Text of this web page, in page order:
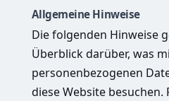
Allgemeine Hinweise
Die folgenden Hinweise
Überblick darüber, was
personenbezogenen
diese Website